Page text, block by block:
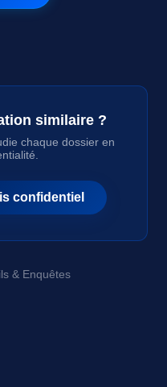
similaire ?
chaque dossier en
confidentiel
& Enquêtes